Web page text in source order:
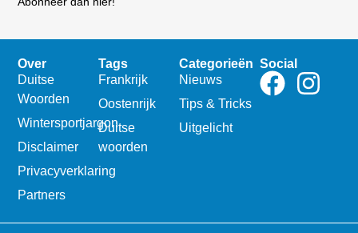
Over
Duitse
Woorden
Wintersportjargon
Disclaimer
Privacyverklaring
Partners
Tags
Frankrijk
Oostenrijk
Duitse
woorden
Categorieën
Nieuws
Tips & Tricks
Uitgelicht
Social